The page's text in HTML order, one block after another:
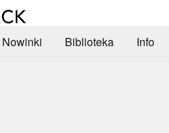
Nowinki Biblioteka Info